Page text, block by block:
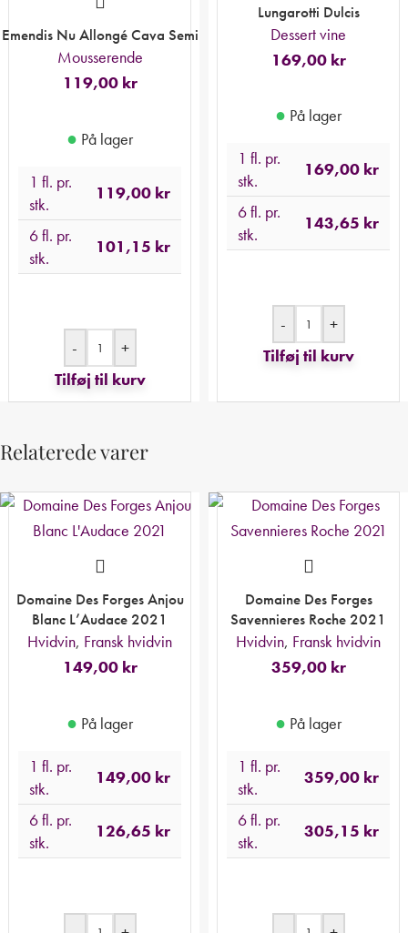
Emendis Nu Allongé Cava Semi
Mousserende
119,00 kr
● På lager
1 fl. pr.
stk.
119,00 kr
6 fl. pr.
stk.
101,15 kr
-
+
Tilføj til kurv
Lungarotti Dulcis
Dessert vine
169,00 kr
● På lager
1 fl. pr.
stk.
169,00 kr
6 fl. pr.
stk.
143,65 kr
-
+
Tilføj til kurv
Relaterede varer
Domaine Des Forges Anjou
Blanc L’Audace 2021
Hvidvin, Fransk hvidvin
149,00 kr
● På lager
1 fl. pr.
stk.
149,00 kr
6 fl. pr.
stk.
126,65 kr
Domaine Des Forges
Savennieres Roche 2021
Hvidvin, Fransk hvidvin
359,00 kr
● På lager
1 fl. pr.
stk.
359,00 kr
6 fl. pr.
stk.
305,15 kr